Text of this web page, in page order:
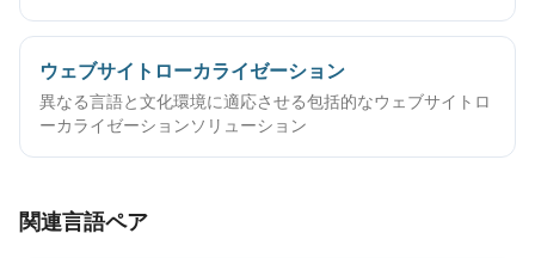
ウェブサイトローカライゼーション
異なる言語と文化環境に適応させる包括的なウェブサイトロ
ーカライゼーションソリューション
関連言語ペア